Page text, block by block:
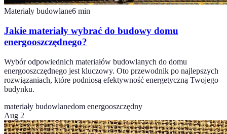
Materiały budowlane6 min
Jakie materiały wybrać do budowy domu
energooszczędnego?
Wybór odpowiednich materiałów budowlanych do domu
energooszczędnego jest kluczowy. Oto przewodnik po najlepszych
rozwiązaniach, które podniosą efektywność energetyczną Twojego
budynku.
materiały budowlanedom energooszczędny
Aug 2